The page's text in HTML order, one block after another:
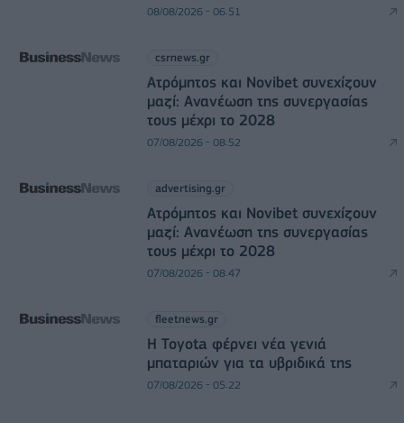
08/08/2026 - 06:51
csrnews.gr
Ατρόμητος και Novibet συνεχίζουν
μαζί: Ανανέωση της συνεργασίας
τους μέχρι το 2028
07/08/2026 - 08:52
advertising.gr
Ατρόμητος και Novibet συνεχίζουν
μαζί: Ανανέωση της συνεργασίας
τους μέχρι το 2028
07/08/2026 - 08:47
fleetnews.gr
Η Toyota φέρνει νέα γενιά
μπαταριών για τα υβριδικά της
07/08/2026 - 05:22